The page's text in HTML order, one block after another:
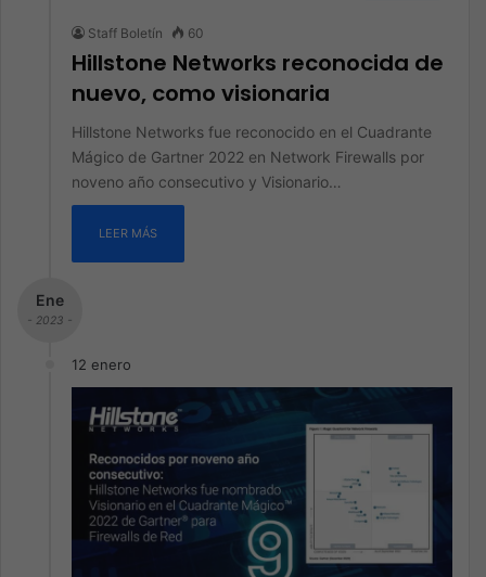
Staff Boletín 60
Hillstone Networks reconocida de
nuevo, como visionaria
Hillstone Networks fue reconocido en el Cuadrante
Mágico de Gartner 2022 en Network Firewalls por
noveno año consecutivo y Visionario…
LEER MÁS
Ene
- 2023 -
12 enero